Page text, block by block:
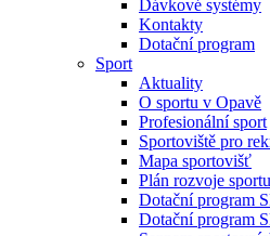
Dávkové systémy
Kontakty
Dotační program
Sport
Aktuality
O sportu v Opavě
Profesionální sport
Sportoviště pro
Mapa sportovišť
Plán rozvoje sportu
Dotační program
Dotační program